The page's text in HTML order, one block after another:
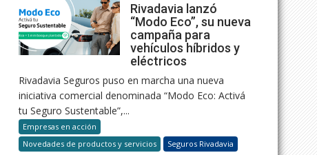
Rivadavia lanzó
“Modo Eco”, su nueva
campaña para
vehículos híbridos y
eléctricos
Rivadavia Seguros puso en marcha una nueva
iniciativa comercial denominada “Modo Eco: Activá
tu Seguro Sustentable”,...
Empresas en acción
Novedades de productos y servicios
Seguros Rivadavia